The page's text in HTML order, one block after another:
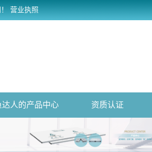
营业执照
达人的产品中心 资质认证